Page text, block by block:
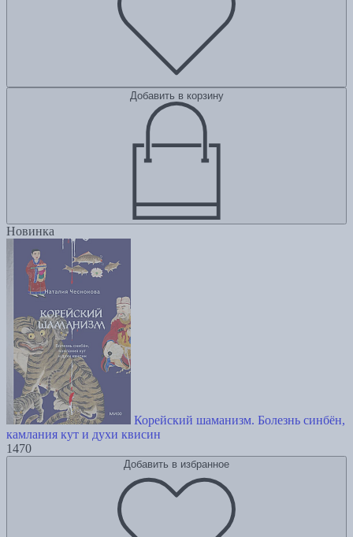
Добавить в корзину
Новинка
Корейский шаманизм. Болезнь синбён,
камлания кут и духи квисин
1470
Добавить в избранное